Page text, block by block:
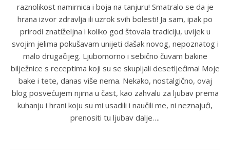
raznolikost namirnica i boja na tanjuru! Smatralo se da je
hrana izvor zdravlja ili uzrok svih bolesti! Ja sam, ipak po
prirodi znatiželjna i koliko god štovala tradiciju, uvijek u
svojim jelima pokušavam unijeti dašak novog, nepoznatog i
malo drugačijeg. Ljubomorno i sebično čuvam bakine
bilježnice s receptima koji su se skupljali desetljećima! Moje
bake i tete, danas više nema. Nekako, nostalgično, ovaj
blog posvećujem njima u čast, kao zahvalu za ljubav prema
kuhanju i hrani koju su mi usadili i naučili me, ni neznajući,
prenositi tu ljubav dalje….